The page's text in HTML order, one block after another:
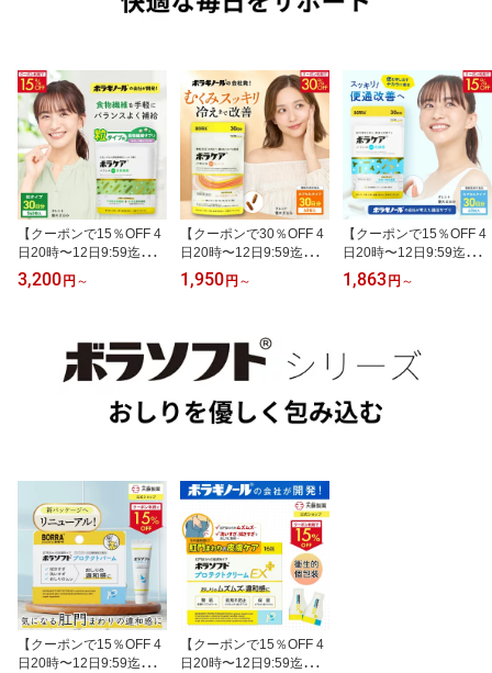
善 鎮痛 痛み 症状が悪化
【クーポンで15％OFF 4
日20時〜12日9:59迄】食
物繊維 サプリ 便秘 腸活
ダイエット 水溶性食物繊
トリン 錠剤 粒タイプ デ
キストリン シンバイオテ
ィクス 水無しで飲める
ボラケアバランスwith食
物繊維 540粒 30日 天藤
3,200円 ～
【クーポンで30％OFF 4
日20時〜12日9:59迄】ヒ
ハツ サプリ むくみ 冷え
温活 マルチビタミン サ
ビタミンB1 ビタミンC
びたみん めぐり 血流 血
行促進 ボラケアバランス
withヒハツ 機能性表示食
品 60粒 30日 天藤製薬 B
1,950円 ～
【クーポンで15％OFF 4
日20時〜12日9:59迄】プ
ロバイオティクス 善玉菌
乳酸菌 サプリ 便通改善
プレバイオティクス 食物
繊維 オリゴ糖 シンバイ
オティクス 機能性表示食
品 ボラケアバランスwith
乳酸菌 60粒 30日 天藤製
1,863円 ～
【クーポンで15％OFF 4
日20時〜12日9:59迄】ボ
【クーポンで15％OFF 4
日20時〜12日9:59迄】ボ